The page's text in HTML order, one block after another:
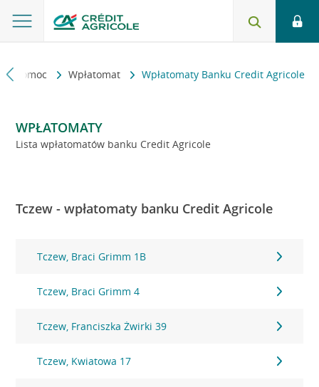
i pomoc Wpłatomat Wpłatomaty Banku Credit Agricole
WPŁATOMATY
Lista wpłatomatów banku Credit Agricole
Tczew - wpłatomaty banku Credit Agricole
Tczew, Braci Grimm 1B
Tczew, Braci Grimm 4
Tczew, Franciszka Żwirki 39
Tczew, Kwiatowa 17